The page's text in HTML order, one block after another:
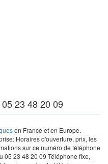
23 48 20 09
en France et en Europe.
Horaires d'ouverture, prix, les
sur ce numéro de téléphone
05 23 48 20 09 Téléphone fixe,